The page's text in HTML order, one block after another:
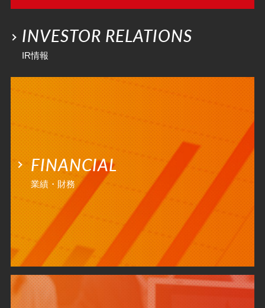
INVESTOR RELATIONS
IR情報
FINANCIAL
業績・財務